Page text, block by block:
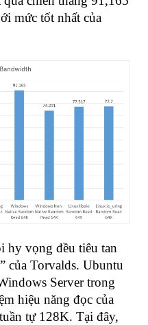
mức tốt nhất của
hy vọng đều tiêu tan
của Torvalds. Ubuntu
Server trong
hiệu năng đọc của
tự 128K. Tại đây,